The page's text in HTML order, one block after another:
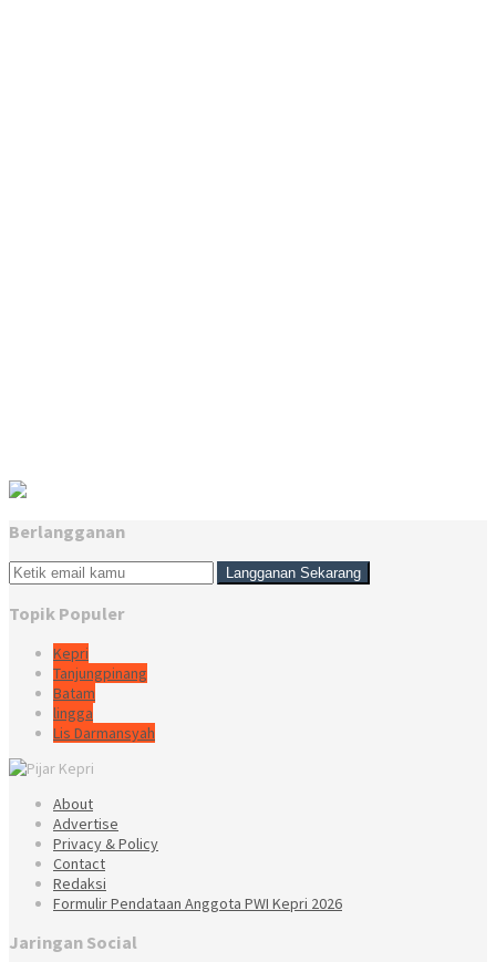
Berlangganan
Topik Populer
Kepri
Tanjungpinang
Batam
lingga
Lis Darmansyah
About
Advertise
Privacy & Policy
Contact
Redaksi
Formulir Pendataan Anggota PWI Kepri 2026
Jaringan Social